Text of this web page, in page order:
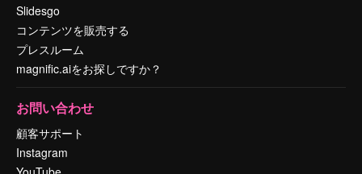
Slidesgo
コンテンツを販売する
プレスルーム
magnific.aiをお探しですか？
お問い合わせ
顧客サポート
Instagram